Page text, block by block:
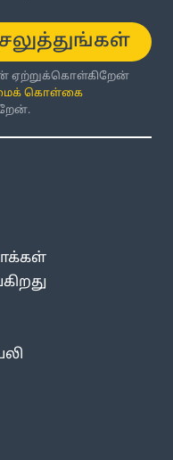
ஏற்றுக்கொள்கிறேன்
கொள்கை